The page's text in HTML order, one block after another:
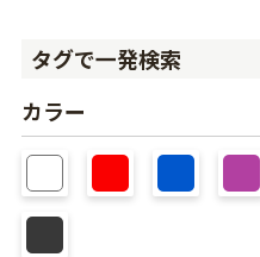
タグで一発検索
カラー